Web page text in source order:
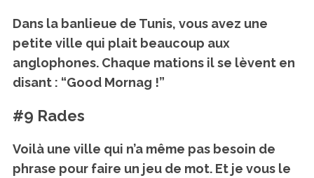
Dans la banlieue de Tunis, vous avez une
petite ville qui plait beaucoup aux
anglophones. Chaque mations il se lèvent en
disant : “Good Mornag !”
#9 Rades
Voilà une ville qui n’a même pas besoin de
phrase pour faire un jeu de mot. Et je vous le
S
a
c
f
o